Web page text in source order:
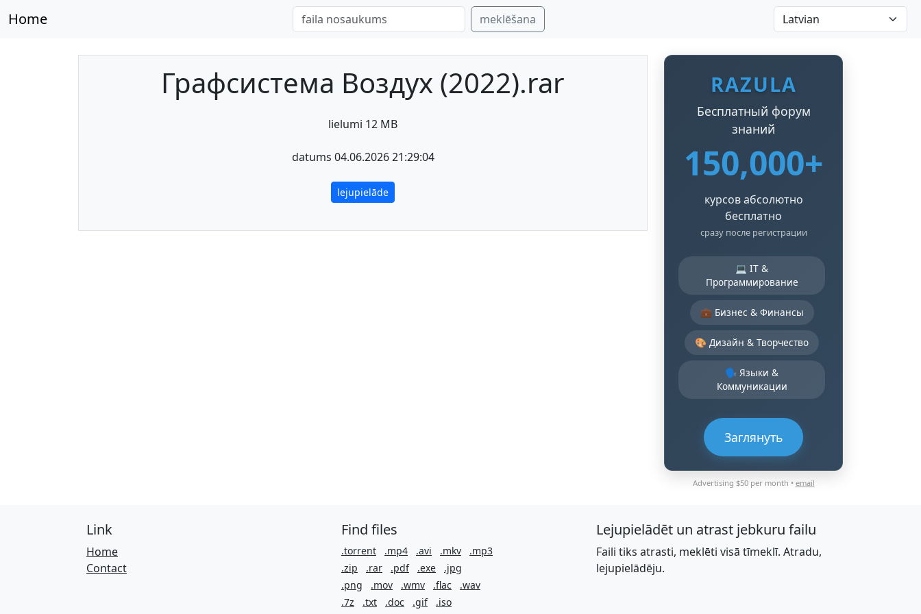
Home meklēšana
Графсистема Воздух (2022).rar
lielumi 12 MB
datums 04.06.2026 21:29:04
lejupielāde
RAZULA
Бесплатный форум
знаний
150,000+
курсов абсолютно
бесплатно
сразу после регистрации
💻 IT &
Программирование
💼 Бизнес & Финансы
🎨 Дизайн & Творчество
🗣️ Языки &
Коммуникации
Заглянуть
Advertising $50 per month • email
Link
Home
Contact
Find files
.torrent .mp4 .avi .mkv
.mp3
.zip
.rar .pdf .exe
.jpg
.png
.mov .wmv .flac
.wav
.7z
.txt .doc .gif .iso
Lejupielādēt un atrast jebkuru failu
Faili tiks atrasti, meklēti visā tīmeklī. Atradu,
lejupielādēju.